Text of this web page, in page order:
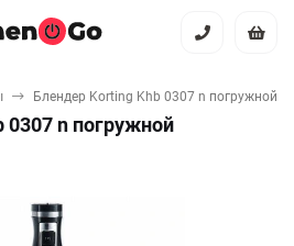
Блендер Korting Khb 0307 n погружной
0307 n погружной